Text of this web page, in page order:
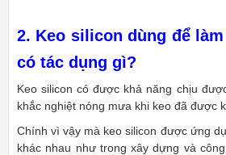
2. Keo silicon dùng để
có tác dụng gì?
Keo silicon có được khả năng chịu
khắc nghiệt nóng mưa khi keo đã được
Chính vì vậy mà keo silicon được ứng
khác nhau như trong xây dựng và